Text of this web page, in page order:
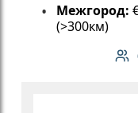
Межгород:
(>300км)